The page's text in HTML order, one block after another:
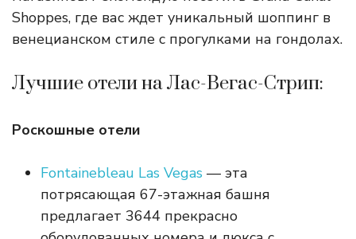
Shoppes, где вас ждет уникальный шоппинг в
венецианском стиле с прогулками на гондолах.
Лучшие отели на Лас-Вегас-Стрип:
Роскошные отели
Fontainebleau Las Vegas — эта
потрясающая 67-этажная башня
предлагает 3644 прекрасно